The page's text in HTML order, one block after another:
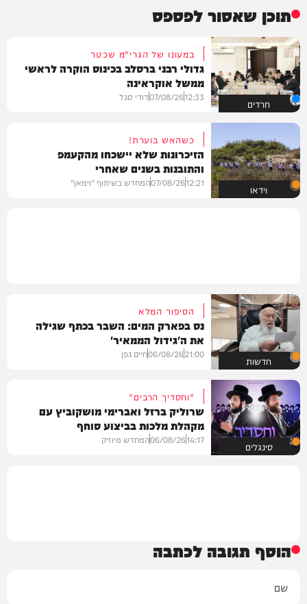
תוכן שאסור לפספס
חרדים
במעונו של הגרי"מ שכטר
גדולי רבני ברסלב בכינוס הוקרה לראשי
ממשל אוקראינה
12:33
07/08/26דודי סגל
וידאו
כשהאש בוערת!
הזיכרונות שלא יישכחו מהקעמפ
והתובנות בשנים שאחרי
12:21
07/08/26המחדש בשיתוף "וימאן"
חדשות
הסיפור המלא
נס בפארק המים: השבר בכתף שגילה
את ה'גידול הממאיר'
21:00
06/08/26חיים גפן
סינגלים
"וחסדיך הרבים"
שרוליק ברזל ואברימי מושקוביץ עם
מקהלת מלכות בביצוע סוחף
14:17
06/08/26המחדש מיוזיק
הוסף תגובה לכתבה